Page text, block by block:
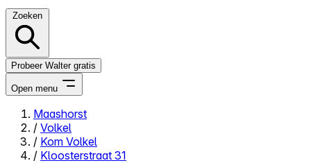
Zoeken
Probeer Walter gratis
Open menu
Close menu
Maashorst
/ Volkel
/ Kom Volkel
/ Kloosterstraat 31